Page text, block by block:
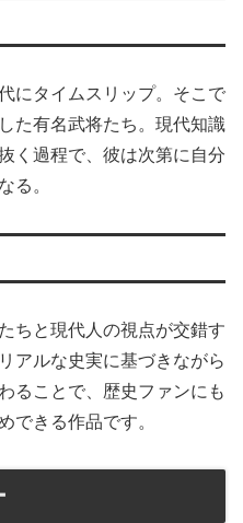
にタイムスリップ。そこで
た有名武将たち。現代知識
く過程で、彼は次第に自分
る。
ちと現代人の視点が交錯す
アルな史実に基づきながら
ることで、歴史ファンにも
できる作品です。